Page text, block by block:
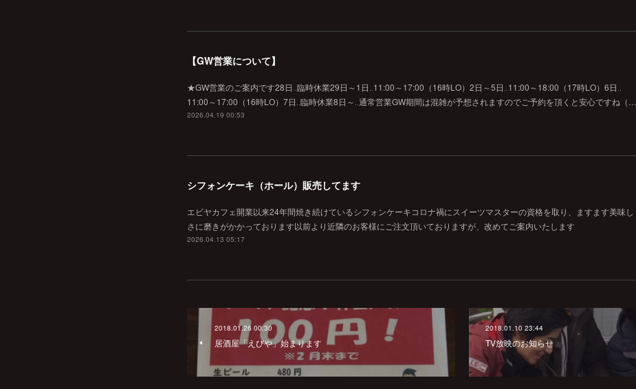
【GW営業について】
★GW営業のご案内です28日‥臨時休業29日～1日‥11:00～17:00（16時LO）2日～5日‥11:00～18:00（17時LO）6日‥
11:00～17:00（16時LO）7日‥臨時休業8日～‥通常営業GW期間は混雑が予想されますのでご予約を頂くと安心ですね（…
2026.04.19 00:53
シフォンケーキ（ホール）販売してます
エビヤカフェ開業以来24年間焼き続けているシフォンケーキコロナ禍にスイーツマスターの資格を取り、ますます美味し
さに磨きがかかっております以前より近隣のお客様にご注文頂いておりますが、改めてご案内いたします
2026.04.13 05:17
2018.01.26 00:30
居酒屋「えびや」始まります
2018.01.10 23:44
TV放映のお知らせ